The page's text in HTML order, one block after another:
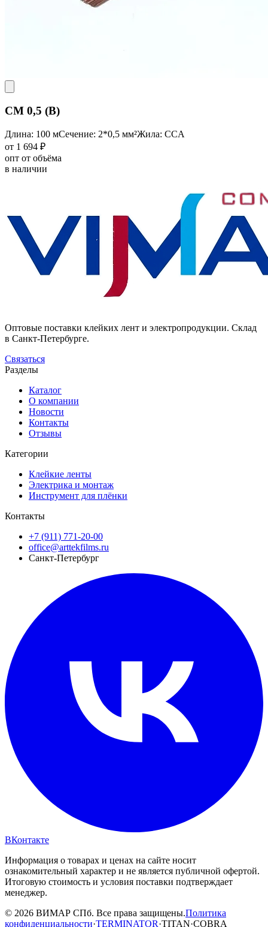
CM 0,5 (B)
Длина: 100 мСечение: 2*0,5 мм²Жила: CCA
от 1 694 ₽
опт от объёма
в наличии
Оптовые поставки клейких лент и электропродукции. Склад
в Санкт-Петербурге.
Связаться
Разделы
Каталог
О компании
Новости
Контакты
Отзывы
Категории
Клейкие ленты
Электрика и монтаж
Инструмент для плёнки
Контакты
+7 (911) 771-20-00
office@arttekfilms.ru
Санкт-Петербург
ВКонтакте
Информация о товарах и ценах на сайте носит
ознакомительный характер и не является публичной офертой.
Итоговую стоимость и условия поставки подтверждает
менеджер.
© 2026 ВИМАР СПб. Все права защищены.Политика
конфиденциальности·TERMINATOR·TITAN·COBRA